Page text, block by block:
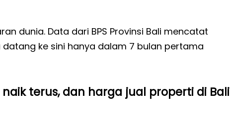
dunia. Data dari BPS Provinsi Bali mencatat
ke sini hanya dalam 7 bulan pertama
terus, dan harga jual properti di Bali